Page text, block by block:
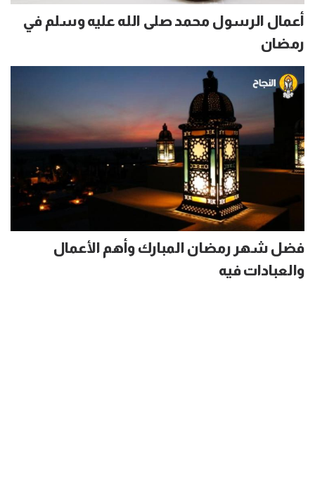
أعمال الرسول محمد صلى الله عليه وسلم في
رمضان
فضل شهر رمضان المبارك وأهم الأعمال
والعبادات فيه